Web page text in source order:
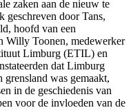
zaken aan de nieuw te
geschreven door Tans,
hoofd van een
Willy Toonen, medewerker
Limburg (ETIL) en
dat Limburg
grensland was gemaakt,
in de geschiedenis van
voor de invloeden van de